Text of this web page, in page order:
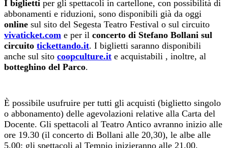
I biglietti per gli spettacoli in cartellone, con possibilità di
abbonamenti e riduzioni, sono disponibili già da oggi
online sul sito del Segesta Teatro Festival o sul circuito
vivaticket.com e per il concerto di Stefano Bollani sul
circuito tickettando.it. I biglietti saranno disponibili
anche sul sito coopculture.it e acquistabili , inoltre, al
botteghino del Parco.
È possibile usufruire per tutti gli acquisti (biglietto singolo
o abbonamento) delle agevolazioni relative alla Carta del
Docente. Gli spettacoli al Teatro Antico avranno inizio alle
ore 19.30 (il concerto di Bollani alle 20,30), le albe alle
5.00; gli spettacoli al Tempio inizieranno alle 21.00.